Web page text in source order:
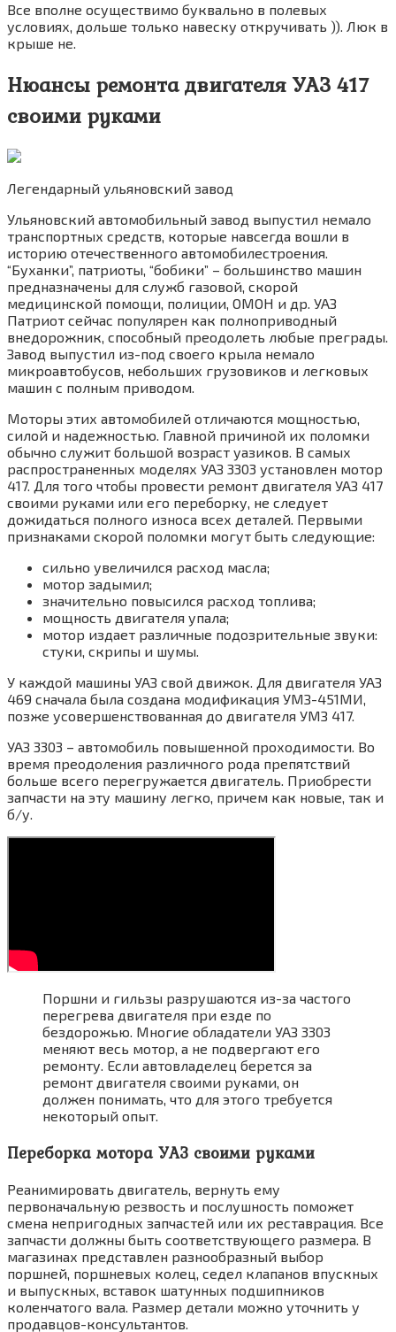
Все вполне осуществимо буквально в полевых
условиях, дольше только навеску откручивать )). Люк в
крыше не.
Нюансы ремонта двигателя УАЗ 417
своими руками
Легендарный ульяновский завод
Ульяновский автомобильный завод выпустил немало
транспортных средств, которые навсегда вошли в
историю отечественного автомобилестроения.
“Буханки”, патриоты, “бобики” – большинство машин
предназначены для служб газовой, скорой
медицинской помощи, полиции, ОМОН и др. УАЗ
Патриот сейчас популярен как полноприводный
внедорожник, способный преодолеть любые преграды.
Завод выпустил из-под своего крыла немало
микроавтобусов, небольших грузовиков и легковых
машин с полным приводом.
Моторы этих автомобилей отличаются мощностью,
силой и надежностью. Главной причиной их поломки
обычно служит большой возраст уазиков. В самых
распространенных моделях УАЗ 3303 установлен мотор
417. Для того чтобы провести ремонт двигателя УАЗ 417
своими руками или его переборку, не следует
дожидаться полного износа всех деталей. Первыми
признаками скорой поломки могут быть следующие:
сильно увеличился расход масла;
мотор задымил;
значительно повысился расход топлива;
мощность двигателя упала;
мотор издает различные подозрительные звуки:
стуки, скрипы и шумы.
У каждой машины УАЗ свой движок. Для двигателя УАЗ
469 сначала была создана модификация УМЗ-451МИ,
позже усовершенствованная до двигателя УМЗ 417.
УАЗ 3303 – автомобиль повышенной проходимости. Во
время преодоления различного рода препятствий
больше всего перегружается двигатель. Приобрести
запчасти на эту машину легко, причем как новые, так и
б/у.
Поршни и гильзы разрушаются из-за частого
перегрева двигателя при езде по
бездорожью. Многие обладатели УАЗ 3303
меняют весь мотор, а не подвергают его
ремонту. Если автовладелец берется за
ремонт двигателя своими руками, он
должен понимать, что для этого требуется
некоторый опыт.
Переборка мотора УАЗ своими руками
Реанимировать двигатель, вернуть ему
первоначальную резвость и послушность поможет
смена непригодных запчастей или их реставрация. Все
запчасти должны быть соответствующего размера. В
магазинах представлен разнообразный выбор
поршней, поршневых колец, седел клапанов впускных
и выпускных, вставок шатунных подшипников
коленчатого вала. Размер детали можно уточнить у
продавцов-консультантов.